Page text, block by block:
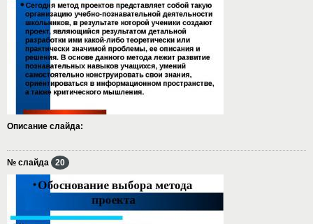
Описание слайда:
№ слайда 20